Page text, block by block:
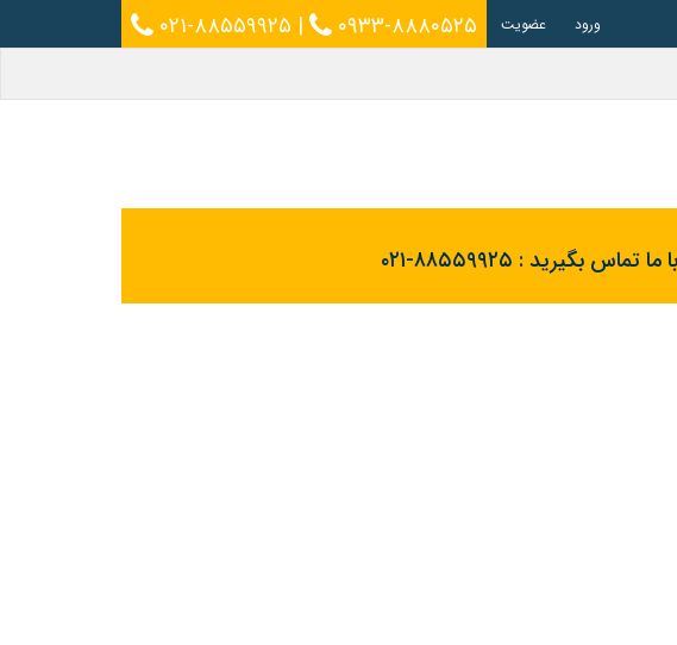
۰۲۱-۸۸۵۵۹۹۲۵ | ۰۹۳۳-۸۸۸۰۵۲۵ ورود عضویت
ما تماس بگیرید : ۰۲۱-۸۸۵۵۹۹۲۵